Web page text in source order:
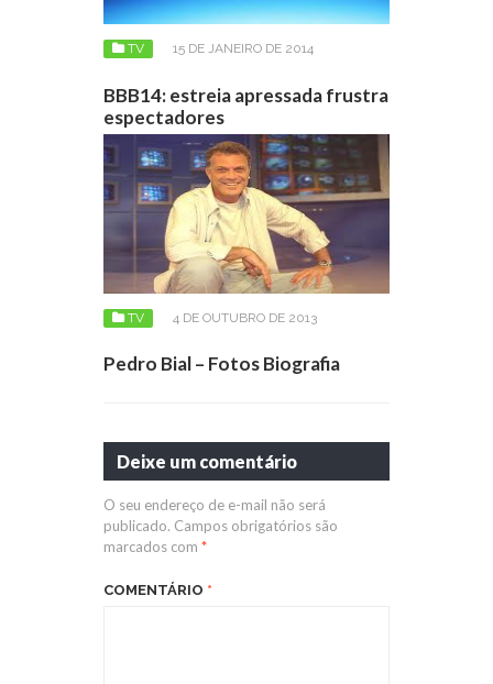
TV 15 DE JANEIRO DE 2014
BBB14: estreia apressada frustra
espectadores
TV 4 DE OUTUBRO DE 2013
Pedro Bial – Fotos Biografia
Deixe um comentário
O seu endereço de e-mail não será
publicado. Campos obrigatórios são
marcados com *
COMENTÁRIO *